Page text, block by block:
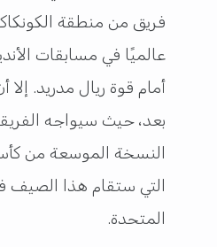
فريق من منطقة
عالميًا في مسابقات
أمام قوة ريال مدريد. إلا
بعد، حيث سيواجه
النسخة الموسعة من كأس
التي ستقام هذا الصيف
المتحدة.